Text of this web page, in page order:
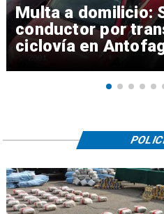
Multa a domilicio:
conductor por
ciclovía en